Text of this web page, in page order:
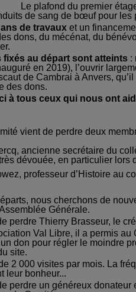
Le plafond du premier
de sang de bœuf pour les
de travaux et un
dons, du mécénat, du
fixés au départ sont atteints :
en 2019), l’ouvrir
de Cambrai à Anvers,
des dons.
à tous ceux qui nous ont
vient de perdre deux
ancienne secrétaire du
dévouée, en particulier lors
professeur d’Histoire au
nous cherchons de
Générale.
perdre Thierry Brasseur, le
Val Libre, il a permis
don pour régler le moindre
site.
2 000 visites par mois. La
leur bonheur...
perdre un généreux